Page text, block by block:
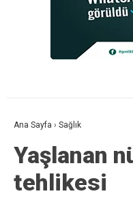
Ana Sayfa › Sağlık
Yaşlanan
tehlikesi